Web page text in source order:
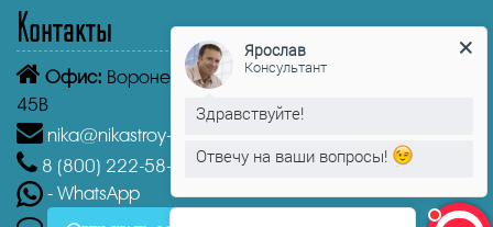
Контакты
Офис: Воронеж,Россия, Воронеж, улица Торпедо,
45В
nika@nikastroy-msk.ru
8 (800) 222-58-30
Звонок бесплатный из г. Воронеж
- WhatsApp
Ярослав
Консультант
Здравствуйте!